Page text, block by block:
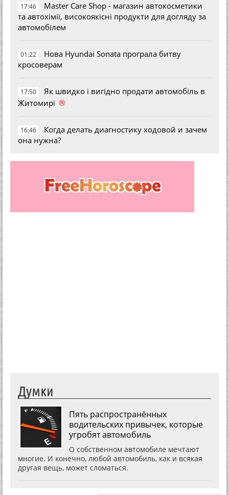
17:46
Master Care Shop - магазин автокосметики
та автохімії, високоякісні продукти для догляду за
автомобілем
01:22
Нова Hyundai Sonata програла битву
кросоверам
17:50
Як швидко і вигідно продати автомобіль в
Житомирі ®
16:46
Когда делать диагностику ходовой и зачем
она нужна?
Думки
Пять распространённых
водительских привычек, которые
угробят автомобиль
О собственном автомобиле мечтают
многие. И конечно, любой автомобиль, как и всякая
другая вещь, может сломаться.